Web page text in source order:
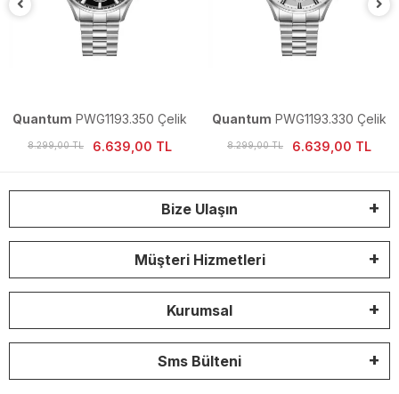
Quantum PWG1193.350 Çelik
Erkek Kol Saati
8.299,00 TL 6.639,00 TL
Quantum PWG1193.330 Çelik
Erkek Kol Saati
8.299,00 TL 6.639,00 TL
Bize Ulaşın
Müşteri Hizmetleri
Kurumsal
Sms Bülteni